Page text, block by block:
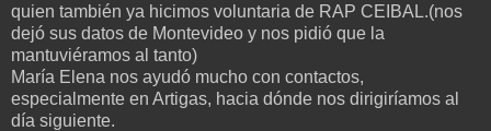
quien también ya hicimos voluntaria de RAP CEIBAL.(nos
dejó sus datos de Montevideo y nos pidió que la
mantuviéramos al tanto)
María Elena nos ayudó mucho con contactos,
especialmente en Artigas, hacia dónde nos dirigiríamos al
día siguiente.